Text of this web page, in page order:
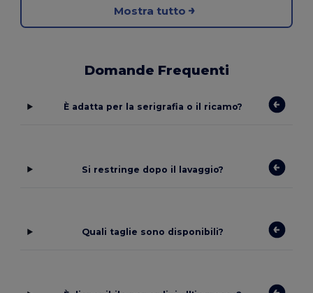
Mostra tutto
Domande Frequenti
È adatta per la serigrafia o il ricamo?
Si restringe dopo il lavaggio?
Quali taglie sono disponibili?